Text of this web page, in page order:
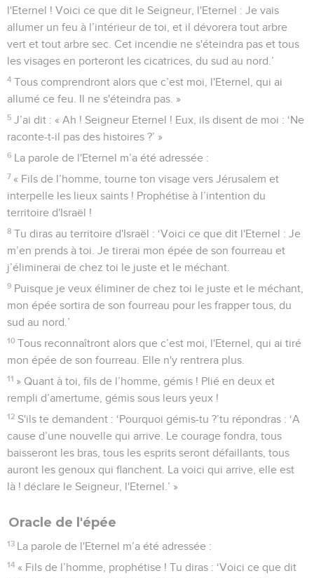
l'Eternel ! Voici ce que dit le Seigneur, l'Eternel : Je vais
allumer un feu à l’intérieur de toi, et il dévorera tout arbre
vert et tout arbre sec. Cet incendie ne s'éteindra pas et tous
les visages en porteront les cicatrices, du sud au nord.’
4 Tous comprendront alors que c’est moi, l'Eternel, qui ai
allumé ce feu. Il ne s'éteindra pas. »
5 J’ai dit : « Ah ! Seigneur Eternel ! Eux, ils disent de moi : ‘Ne
raconte-t-il pas des histoires ?’ »
6 La parole de l'Eternel m’a été adressée :
7 « Fils de l’homme, tourne ton visage vers Jérusalem et
interpelle les lieux saints ! Prophétise à l’intention du
territoire d'Israël !
8 Tu diras au territoire d'Israël : ‘Voici ce que dit l'Eternel : Je
m’en prends à toi. Je tirerai mon épée de son fourreau et
j’éliminerai de chez toi le juste et le méchant.
9 Puisque je veux éliminer de chez toi le juste et le méchant,
mon épée sortira de son fourreau pour les frapper tous, du
sud au nord.’
10 Tous reconnaîtront alors que c’est moi, l'Eternel, qui ai tiré
mon épée de son fourreau. Elle n'y rentrera plus.
11 » Quant à toi, fils de l’homme, gémis ! Plié en deux et
rempli d’amertume, gémis sous leurs yeux !
12 S'ils te demandent : ‘Pourquoi gémis-tu ?’tu répondras : ‘A
cause d’une nouvelle qui arrive. Le courage fondra, tous
baisseront les bras, tous les esprits seront défaillants, tous
auront les genoux qui flanchent. La voici qui arrive, elle est
là ! déclare le Seigneur, l'Eternel.’ »
Oracle de l'épée
13 La parole de l'Eternel m’a été adressée :
14 « Fils de l’homme, prophétise ! Tu diras : ‘Voici ce que dit